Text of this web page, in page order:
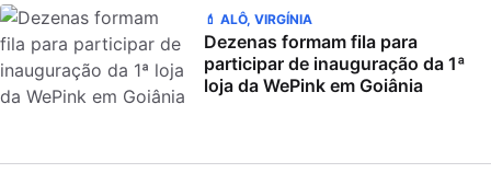
💄 ALÔ, VIRGÍNIA
Dezenas formam fila para
participar de inauguração da 1ª
loja da WePink em Goiânia